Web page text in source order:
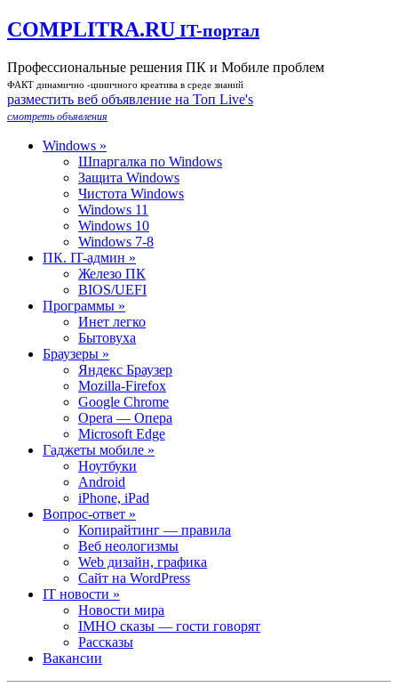
COMPLITRA.RU IT-портал
Профессиональные решения ПК и Мобиле проблем
ФАКТ динамично -циничного креатива в среде знаний
разместить веб объявление на Toп Live's
смотреть объявления
Windows »
Шпаргалка по Windows
Защита Windows
Чистота Windows
Windows 11
Windows 10
Windows 7-8
ПК. IT-админ »
Железо ПК
BIOS/UEFI
Программы »
Инет легко
Бытовуха
Браузеры »
Яндекс Браузер
Mozilla-Firefox
Google Chrome
Opera — Опера
Microsoft Edge
Гаджеты мобиле »
Ноутбуки
Android
iPhone, iPad
Вопрос-ответ »
Копирайтинг — правила
Веб неологизмы
Web дизайн, графика
Сайт на WordPress
IT новости »
Новости мира
IMHO сказы — гости говорят
Рассказы
Вакансии